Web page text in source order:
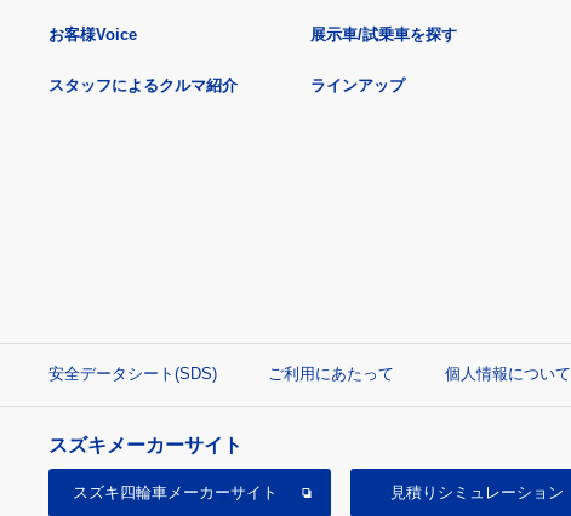
お客様Voice
スタッフによるクルマ紹介
展示車/試乗車を探す
ラインアップ
安全データシート(SDS) ご利用にあたって 個人情報について
スズキメーカーサイト
スズキ四輪車メーカーサイト 見積り シミュレーション